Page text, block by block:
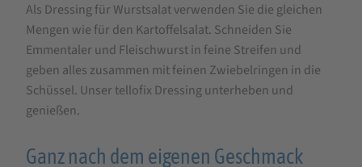
Als Dressing für Wurstsalat verwenden Sie die gleichen
Mengen wie für den Kartoffelsalat. Schneiden Sie
Emmentaler und Fleischwurst in feine Streifen und
geben alles zusammen mit feinen Zwiebelringen in die
Schüssel. Unser tellofix Dressing unterheben und
genießen.
Ganz nach dem eigenen Geschmack